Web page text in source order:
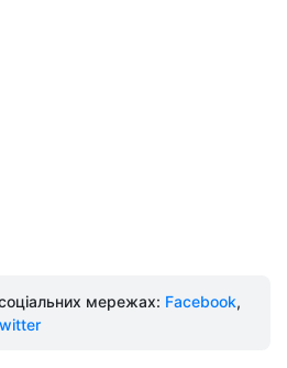
мережах: Facebook,